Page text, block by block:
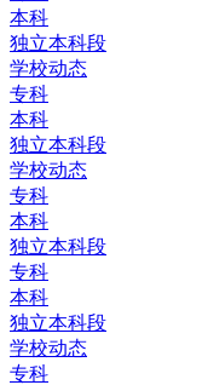
本科
独立本科段
学校动态
专科
本科
独立本科段
学校动态
专科
本科
独立本科段
专科
本科
独立本科段
学校动态
专科